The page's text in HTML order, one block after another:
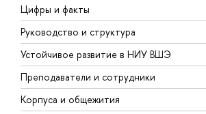
Цифры и факты
Руководство и структура
Устойчивое развитие в НИУ ВШЭ
Преподаватели и сотрудники
Корпуса и общежития